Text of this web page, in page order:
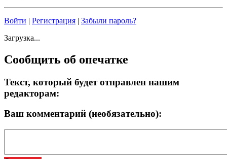
Войти | Регистрация | Забыли пароль?
Загрузка...
Сообщить об опечатке
Текст, который будет отправлен нашим
редакторам:
Ваш комментарий (необязательно):